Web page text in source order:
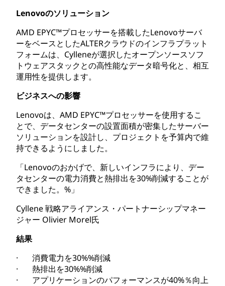
Lenovoのソリューション
AMD EPYC™プロセッサーを搭載したLenovoサーバ
ーをベースとしたALTERクラウドのインフラプラット
フォームは、Cylleneが選択したオープンソースソフ
トウェアスタックとの高性能なデータ暗号化と、相互
運用性を提供します。
ビジネスへの影響
Lenovoは、AMD EPYC™プロセッサーを使用するこ
とで、データセンターの設置面積が密集したサーバー
ソリューションを設計し、プロジェクトを予算内で維
持できるようにしました。
「Lenovoのおかげで、新しいインフラにより、デー
タセンターの電力消費と熱排出を30%削減することが
できました。%」
Cyllene 戦略アライアンス・パートナーシップマネー
ジャー Olivier Morel氏
結果
· 消費電力を30%%削減
· 熱排出を30%%削減
· アプリケーションのパフォーマンスが40%％向上